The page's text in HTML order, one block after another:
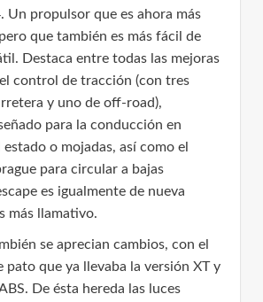
Un propulsor que es ahora más
que también es más fácil de
Destaca entre todas las mejoras
control de tracción (con tres
y uno de off-road),
para la conducción en
o mojadas, así como el
para circular a bajas
es igualmente de nueva
más llamativo.
se aprecian cambios, con el
que ya llevaba la versión XT y
De ésta hereda las luces